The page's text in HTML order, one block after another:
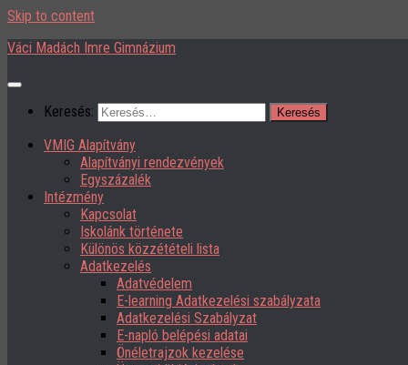
Skip to content
Váci Madách Imre Gimnázium
Keresés:
VMIG Alapítvány
Alapítványi rendezvények
Egyszázalék
Intézmény
Kapcsolat
Iskolánk története
Különös közzétételi lista
Adatkezelés
Adatvédelem
E-learning Adatkezelési szabályzata
Adatkezelési Szabályzat
E-napló belépési adatai
Önéletrajzok kezelése